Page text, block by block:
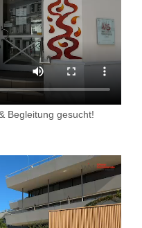
Begleitung gesucht!